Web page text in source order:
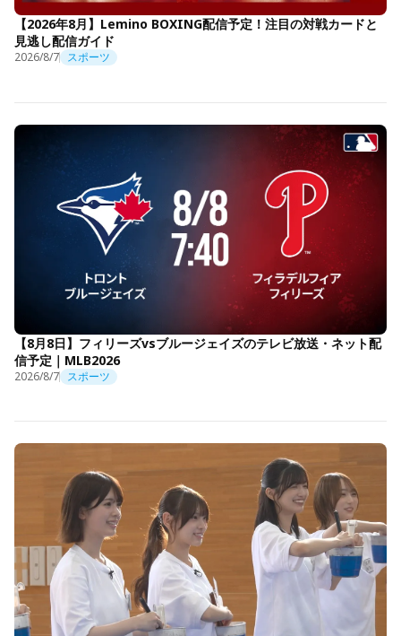
【2026年8月】Lemino BOXING配信予定！注目の対戦カードと
見逃し配信ガイド
2026/8/7 スポーツ
【8月8日】フィリーズvsブルージェイズのテレビ放送・ネット配
信予定｜MLB2026
2026/8/7 スポーツ